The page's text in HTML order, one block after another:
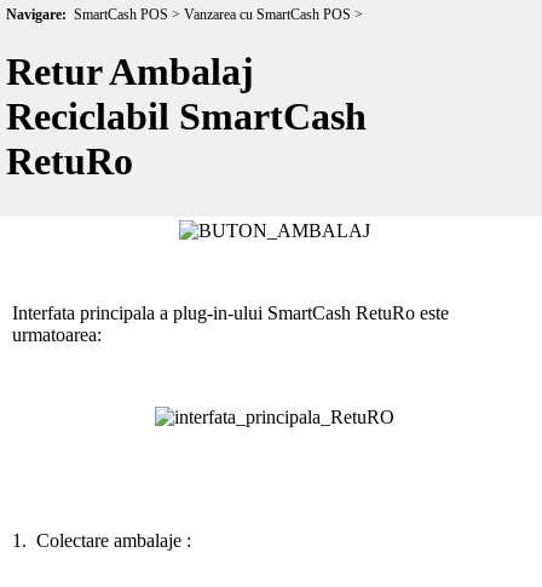
Navigare: SmartCash POS > Vanzarea cu SmartCash POS >
Retur Ambalaj
Reciclabil SmartCash
RetuRo
decontare directa cu numerar se poate efetua prin plug-in-ul
SmartCash RetuRO.
Acest modul poate fi rulat din programul SmartCash Pos prin
apasarea butonului AMBALAJ.
Interfata principala a plug-in-ului SmartCash RetuRo este
urmatoarea:
1. Colectare ambalaje :